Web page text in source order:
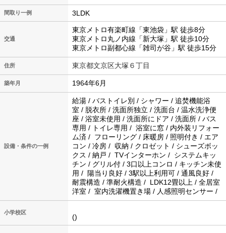
間取り一例 3LDK
交通
東京メトロ有楽町線「東池袋」駅 徒歩8分
東京メトロ丸ノ内線「新大塚」駅 徒歩10分
東京メトロ副都心線「雑司が谷」駅 徒歩15分
住所 東京都文京区大塚６丁目
築年月 1964年6月
設備・条件の一例
給湯 / バストイレ別 / シャワー / 追焚機能浴
室 / 脱衣所 / 洗面所独立 / 洗面台 / 温水洗浄便
座 / 浴室未使用 / 洗面所にドア / 洗面所 / バス
専用 / トイレ専用 / 浴室に窓 / 内外装リフォー
ム済 / フローリング / 床暖房 / 照明付き / エア
コン / 冷房 / 収納 / クロゼット / シューズボッ
クス / 納戸 / TVインターホン / システムキッ
チン / グリル付 / 3口以上コンロ / キッチン未使
用 / 陽当り良好 / 3駅以上利用可 / 通風良好 /
耐震構造 / 準耐火構造 / LDK12畳以上 / 全居室
洋室 / 室内洗濯機置き場 / 人感照明センサー /
小学校区
()